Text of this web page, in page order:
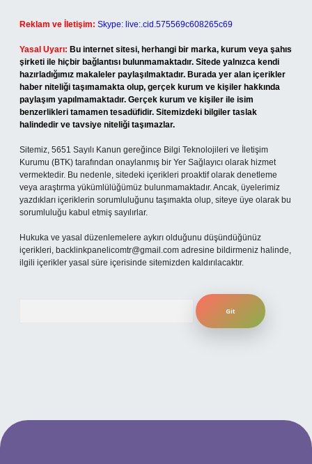
Reklam ve İletişim: Skype: live:.cid.575569c608265c69
Yasal Uyarı: Bu internet sitesi, herhangi bir marka, kurum veya şahıs
şirketi ile hiçbir bağlantısı bulunmamaktadır. Sitede yalnızca kendi
hazırladığımız makaleler paylaşılmaktadır. Burada yer alan içerikler
haber niteliği taşımamakta olup, gerçek kurum ve kişiler hakkında
paylaşım yapılmamaktadır. Gerçek kurum ve kişiler ile isim
benzerlikleri tamamen tesadüfidir. Sitemizdeki bilgiler taslak
halindedir ve tavsiye niteliği taşımazlar.
Sitemiz, 5651 Sayılı Kanun gereğince Bilgi Teknolojileri ve İletişim
Kurumu (BTK) tarafından onaylanmış bir Yer Sağlayıcı olarak hizmet
vermektedir. Bu nedenle, sitedeki içerikleri proaktif olarak denetleme
veya araştırma yükümlülüğümüz bulunmamaktadır. Ancak, üyelerimiz
yazdıkları içeriklerin sorumluluğunu taşımakta olup, siteye üye olarak bu
sorumluluğu kabul etmiş sayılırlar.
Hukuka ve yasal düzenlemelere aykırı olduğunu düşündüğünüz
içerikleri, backlinkpanelicomtr@gmail.com adresine bildirmeniz halinde,
ilgili içerikler yasal süre içerisinde sitemizden kaldırılacaktır.